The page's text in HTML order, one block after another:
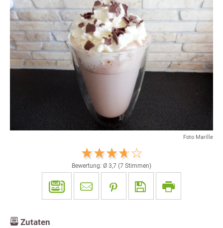
Foto Marille
Bewertung: Ø 3,7 (7 Stimmen)
Zutaten